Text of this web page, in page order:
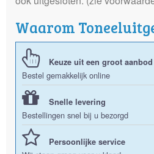
Waarom
Keuze uit een groot aanbod
Bestel gemakkelijk online
Snelle levering
Bestellingen snel bij u bezorgd
Persoonlijke service